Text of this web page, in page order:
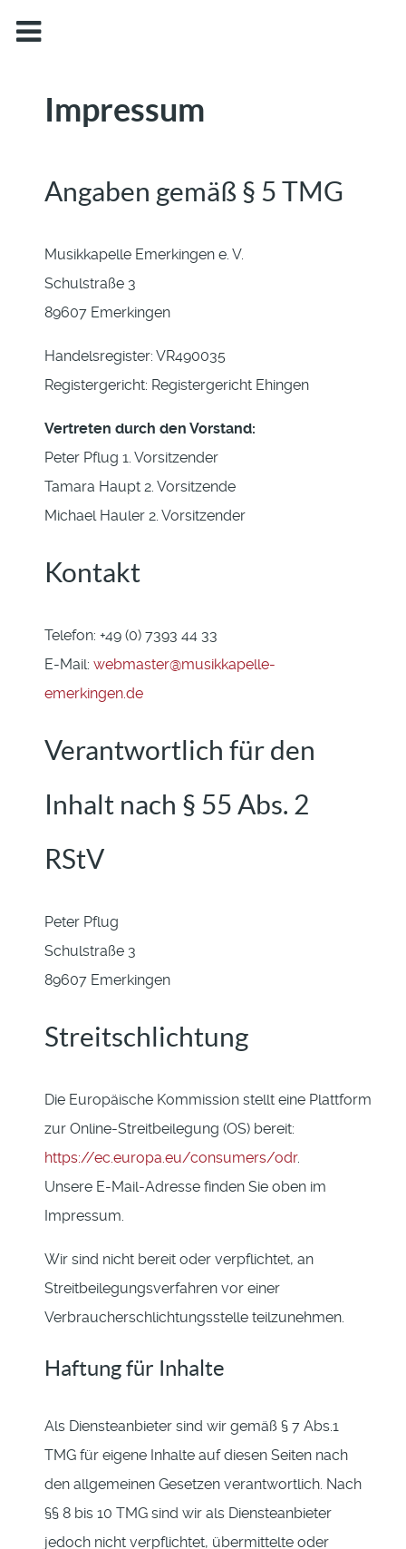
Impressum
Angaben gemäß § 5 TMG
Musikkapelle Emerkingen e. V.
Schulstraße 3
89607 Emerkingen
Handelsregister: VR490035
Registergericht: Registergericht Ehingen
Vertreten durch den Vorstand:
Peter Pflug 1. Vorsitzender
Tamara Haupt 2. Vorsitzende
Michael Hauler 2. Vorsitzender
Kontakt
Telefon: +49 (0) 7393 44 33
E-Mail: webmaster@musikkapelle-
emerkingen.de
Verantwortlich für den
Inhalt nach § 55 Abs. 2
RStV
Peter Pflug
Schulstraße 3
89607 Emerkingen
Streitschlichtung
Die Europäische Kommission stellt eine Plattform
zur Online-Streitbeilegung (OS) bereit:
https://ec.europa.eu/consumers/odr.
Unsere E-Mail-Adresse finden Sie oben im
Impressum.
Wir sind nicht bereit oder verpflichtet, an
Streitbeilegungsverfahren vor einer
Verbraucherschlichtungsstelle teilzunehmen.
Haftung für Inhalte
Als Diensteanbieter sind wir gemäß § 7 Abs.1
TMG für eigene Inhalte auf diesen Seiten nach
den allgemeinen Gesetzen verantwortlich. Nach
§§ 8 bis 10 TMG sind wir als Diensteanbieter
jedoch nicht verpflichtet, übermittelte oder